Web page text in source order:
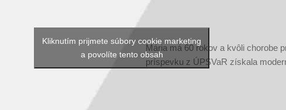
Mária má 60 rokov a kvôli chorobe
príspevku z ÚPSVaR získala
Kliknutím prijmete súbory cookie marketing
a povolíte tento obsah